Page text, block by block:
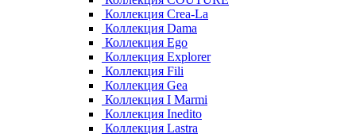
Коллекция Crea-La
Коллекция Dama
Коллекция Ego
Коллекция Explorer
Коллекция Fili
Коллекция Gea
Коллекция I Marmi
Коллекция Inedito
Коллекция Lastra